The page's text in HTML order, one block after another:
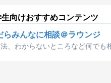
向けおすすめコンテンツ
らみんなに相談＠ラウンジ
、わからないところなど何でも